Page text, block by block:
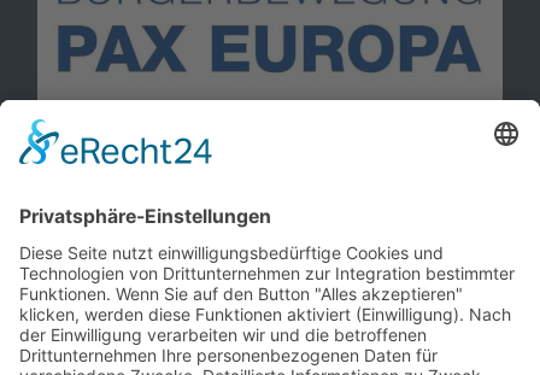
Kontakt
Mitglied werden!
Impressum
Datenschutz